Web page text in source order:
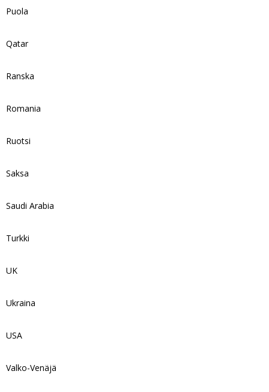
Puola
Qatar
Ranska
Romania
Ruotsi
Saksa
Saudi Arabia
Turkki
UK
Ukraina
USA
Valko-Venäjä